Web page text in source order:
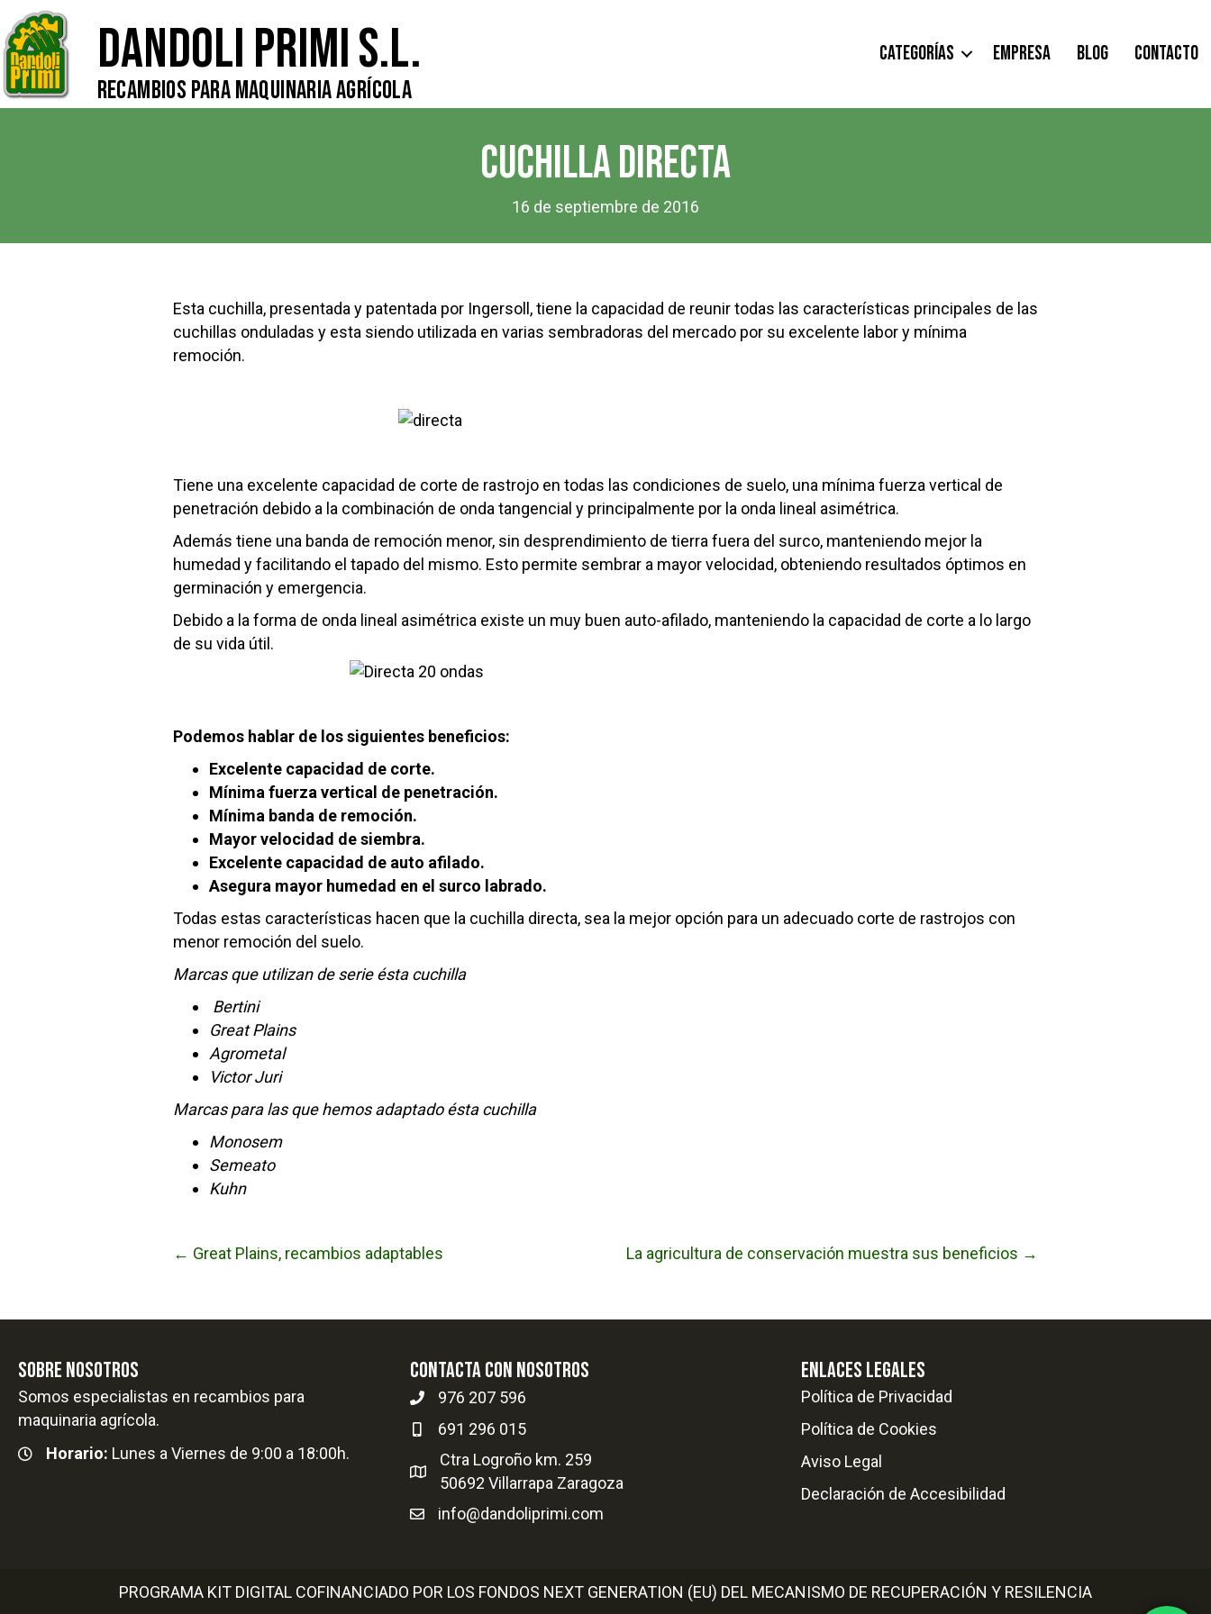
Dandoli Primi S.L.
Recambios para Maquinaria Agrícola
CATEGORÍAS EMPRESA BLOG CONTACTO
CUCHILLA DIRECTA
16 de septiembre de 2016
Esta cuchilla, presentada y patentada por Ingersoll, tiene la capacidad de reunir todas las características principales de las
cuchillas onduladas y esta siendo utilizada en varias sembradoras del mercado por su excelente labor y mínima
remoción.
Tiene una excelente capacidad de corte de rastrojo en todas las condiciones de suelo, una mínima fuerza vertical de
penetración debido a la combinación de onda tangencial y principalmente por la onda lineal asimétrica.
Además tiene una banda de remoción menor, sin desprendimiento de tierra fuera del surco, manteniendo mejor la
humedad y facilitando el tapado del mismo. Esto permite sembrar a mayor velocidad, obteniendo resultados óptimos en
germinación y emergencia.
Debido a la forma de onda lineal asimétrica existe un muy buen auto-afilado, manteniendo la capacidad de corte a lo largo
de su vida útil.
Podemos hablar de los siguientes beneficios:
Excelente capacidad de corte.
Mínima fuerza vertical de penetración.
Mínima banda de remoción.
Mayor velocidad de siembra.
Excelente capacidad de auto afilado.
Asegura mayor humedad en el surco labrado.
Todas estas características hacen que la cuchilla directa, sea la mejor opción para un adecuado corte de rastrojos con
menor remoción del suelo.
Marcas que utilizan de serie ésta cuchilla
Bertini
Great Plains
Agrometal
Victor Juri
Marcas para las que hemos adaptado ésta cuchilla
Monosem
Semeato
Kuhn
Posts
navigation
← Great Plains, recambios adaptables La agricultura de conservación muestra sus beneficios →
SOBRE NOSOTROS
Somos especialistas en recambios para
maquinaria agrícola.
Horario: Lunes a Viernes de 9:00 a 18:00h.
Contacta con nosotros
976 207 596
691 296 015
Ctra Logroño km. 259
50692 Villarrapa Zaragoza
info@dandoliprimi.com
ENLACES LEGALES
Política de Privacidad
Política de Cookies
Aviso Legal
Declaración de Accesibilidad
PROGRAMA KIT DIGITAL COFINANCIADO POR LOS FONDOS NEXT GENERATION (EU) DEL MECANISMO DE RECUPERACIÓN Y RESILENCIA